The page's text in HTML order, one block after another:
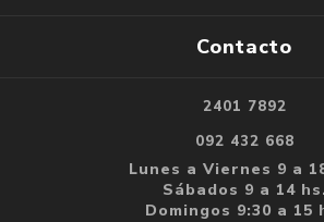
Contacto
2401 7892
092 432 668
Lunes a Viernes 9 a
Sábados 9 a 14 hs.
Domingos 9:30 a 15